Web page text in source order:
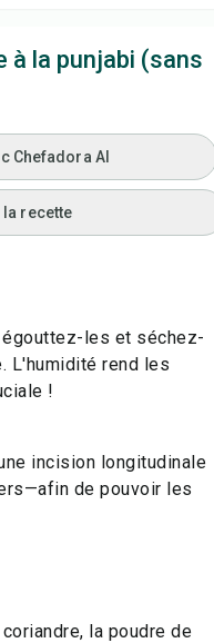
à la punjabi (sans
Chefadora AI
recette
les et séchez-
L'humidité rend les
!
incision longitudinale
de pouvoir les
la poudre de